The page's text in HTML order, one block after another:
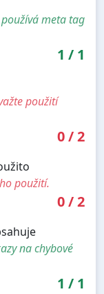
meta tag
1 / 1
použití
0/2
použití.
0/2
na chybové
1 / 1